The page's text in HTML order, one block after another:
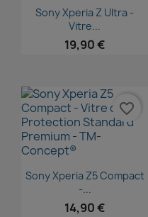
Aperçu rapide
Sony Xperia Z Ultra -
Vitre...
19,90 €
Aperçu rapide
Sony Xperia Z5 Compact
-...
14,90 €
favorite_border